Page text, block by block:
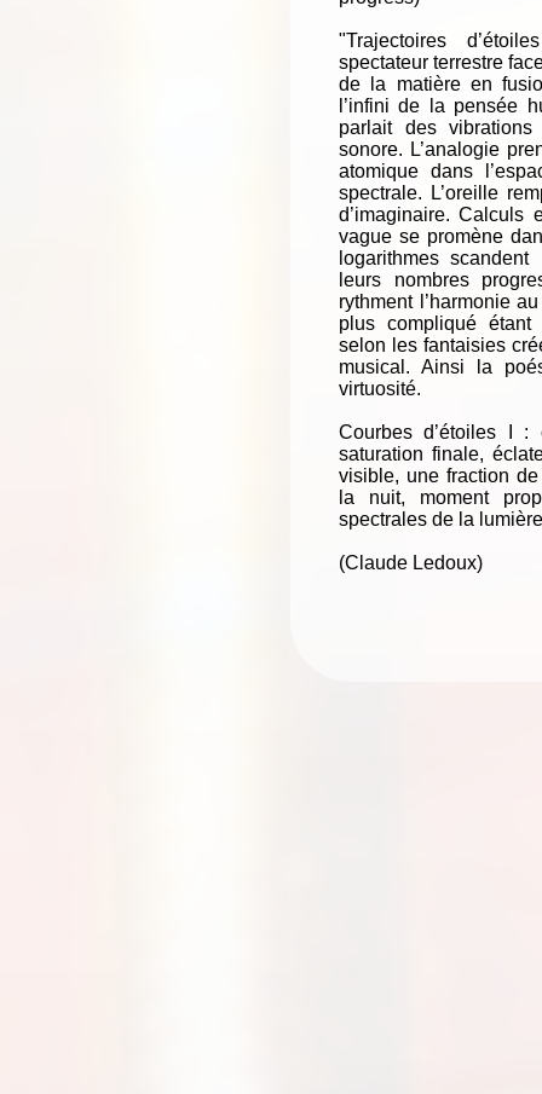
"Trajectoires
spectateur terrestre
de la matière en
l’infini de la pensée
parlait des
sonore. L’analogie
atomique dans
spectrale. L’oreille
d’imaginaire. Calculs
vague se promène
logarithmes
leurs nombres
rythment l’harmonie
plus compliqué
selon les fantaisies
musical. Ainsi la
virtuosité.
Courbes d’étoiles I :
saturation finale,
visible, une fraction
la nuit, moment
spectrales de la
(Claude Ledoux)